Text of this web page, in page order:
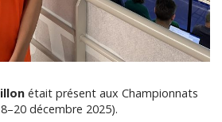
était présent aux Championnats
décembre 2025).